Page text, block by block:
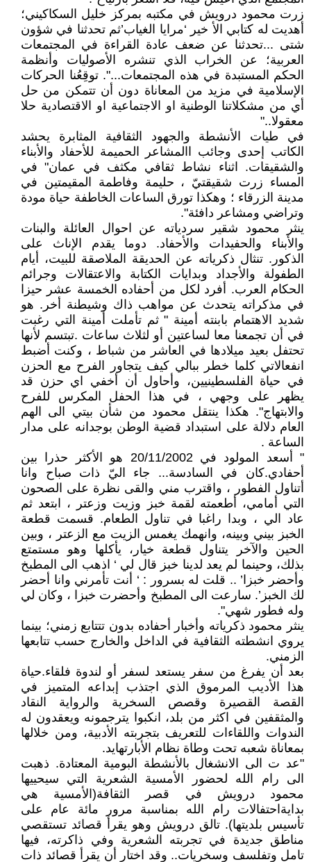
زرت محمود درويش في مكتبه بمركز خليل السكاكيني؛
أهديت له كتابي الأ خير ‘مرايا الغياب’ثم تحدثنا في شؤون
شتى ...تحدثنا عن ضعف عادة القراءة في المجتمعات
العربية؛ عن الخراب الذي تنشره الأصوليات وأنظمة
الحكم المستبدة في هذه المجتمعات...". توقِعُنا الحركات
الإسلامية في مزيد من المعاناة دون أن تتمكن من حل
أي من مشكلاتنا الوطنية او الاجتماعية او الاقتصادية حلا
معقولا.."
في طيات الأنشطة والجهود الثقافية المثابرة يحشد
الكاتب إحدى وجائب االمشاعر الحميمة للأحفاد والأبناء
والشقيقات. اثناء نشاط ثقافي مكثف في عمان" في
المساء زرت شقيقتيّ ، حليمة وفاطمة المقيمتين في
مدينة الزرقاء ؛ وهكذا تورق الساعات الخاطفة حياة مودة
وتراضي ومشاعر دافئة".
ينثر محمود شقير سردياته عن احوال العائلة والبنات
والأبناء والحفيدات والأحفاد. دوما يقدم الإناث على
الذكور. تنثال ذكرياته عن الحديقة الملاصقة للبيت، أيام
الطفولة والأجداد وبدايات الكتابة والاعتقالات وجرائم
الحكام العرب. أفرد لكل من أحفاده الخمسة عشر حيزا
في مذكراته يتحدث عن مواهب ذاك وشيطنة أخر. هو
شديد الاهتمام بابنته أمينة " ثم تأملت أمينة التي رغبت
في أن تجمعنا معا لساعتين أو لثلاث ساعات .تبتسم لأنها
تحتفل بعيد ميلادها في العاشر من شباط ، وكنت أضبط
انفعالاتي كلما خطر ببالي كيف يتجاور الفرح مع الحزن
في حياة الفلسطينيين، وأحاول أن أخفي اي حزن قد
يظهر على وجهي ، في هذا الحفل المكرس للفرح
والابتهاج". هكذا ينتقل محمود من شأن بيتي الى الهم
العام دلالة على استبداد قضية الوطن بوجدانه على مدار
الساعة .
" أسعد المولود في 20/11/2002 هو الأكثر حذرا بين
أحفادي.كان في السادسة... جاء اليّ ذات صباح وانا
أتناول الفطور ، واقترب مني والقى نظرة على الصحون
التي أمامي، أطعمته لقمة خبز وزيت وزعتر ، ابتعد ثم
عاد الي ، وبدا راغبا في تناول الطعام. قسمت قطعة
الخبز بيني وبينه، وانهمك يغمس الزيت مع الزعتر ، وبين
الحين والآخر يتناول قطعة خيار، يأكلها وهو مستمتع
بذلك، وحينما لم يعد لدينا خبز قال لي ‘ اذهب الى المطبخ
وأحضر خبزا’ .. قلت له بسرور : ‘ أنت تأمرني وانا أحضر
لك الخبز’. سارعت الى المطبخ وأحضرت خبزا ، وكان لي
وله فطور شهي".
ينثر محمود ذكرياته وأخبار أحفاده بدون تتتابع زمني؛ بينما
يروي انشطته الثقافية في الداخل والخارج حسب تتابعها
الزمني.
بعد أن يفرغ من سفر يستعد لسفر أو لندوة فلقاء.حياة
هذا الأديب المرموق الذي اجتذب إبداعه المتميز في
القصة القصيرة وقصص السخرية والرواية النقاد
والمثقفين في اكثر من بلد، انكبوا يترجمونه ويعقدون له
الندوات واللقاءات للتعريف بتجربته الأدبية، ومن خلالها
بمعاناة شعبه تحت وطاة نظام الأبارتهايد.
"عد ت الى الانشغال بالأنشطة البومية المعتادة. ذهبت
الى رام الله لحضور الأمسية الشعرية التي سيحييها
محمود درويش في قصر الثقافة(الأمسية هي
بدايةاحتفالات رام الله بمناسبة مرور مائة عام على
تأسيس بلديتها). تالق درويش وهو يقرأ قصائد تستقصي
مناطق جديدة في تجربته الشعرية وفي ذاكرته، فيها
تامل وتفلسف وسخريات.. وقد اختار أن يقرأ قصائد ذات